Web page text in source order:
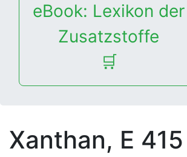
eBook: Lexikon der
Zusatzstoffe
🛒
Xanthan, E 415